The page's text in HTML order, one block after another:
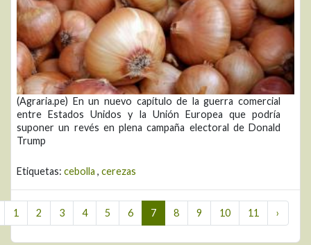
(Agraria.pe) En un nuevo capítulo de la guerra comercial
entre Estados Unidos y la Unión Europea que podría
suponer un revés en plena campaña electoral de Donald
Trump
Etiquetas: cebolla , cerezas
1 2 3 4 5 6 7 8 9 10 11 ›